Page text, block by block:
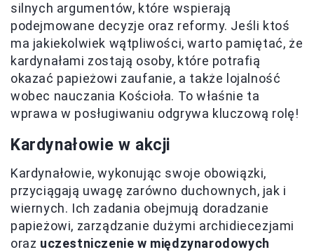
silnych argumentów, które wspierają
podejmowane decyzje oraz reformy. Jeśli ktoś
ma jakiekolwiek wątpliwości, warto pamiętać, że
kardynałami zostają osoby, które potrafią
okazać papieżowi zaufanie, a także lojalność
wobec nauczania Kościoła. To właśnie ta
wprawa w posługiwaniu odgrywa kluczową rolę!
Kardynałowie w akcji
Kardynałowie, wykonując swoje obowiązki,
przyciągają uwagę zarówno duchownych, jak i
wiernych. Ich zadania obejmują doradzanie
papieżowi, zarządzanie dużymi archidiecezjami
oraz uczestniczenie w międzynarodowych